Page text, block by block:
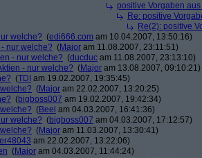
positive Vorgaben
Re: positive
Re(2): positive
welche? (edi666.com am 10.04.2007, 13:50:16)
- nur welche? (Major am 11.08.2007, 23:11:51)
- nur welche? (ducduc am 11.08.2007, 23:13:10)
- nur welche? (Major am 13.08.2007, 09:10:21)
(TDI am 19.02.2007, 19:35:45)
(Major am 22.02.2007, 13:20:25)
(bigboss007 am 19.02.2007, 19:42:34)
(Beel am 04.03.2007, 16:41:36)
welche? (bigboss007 am 04.03.2007, 17:12:57)
(Major am 11.03.2007, 13:30:41)
am 22.02.2007, 13:22:06)
(Major am 04.03.2007, 11:44:24)